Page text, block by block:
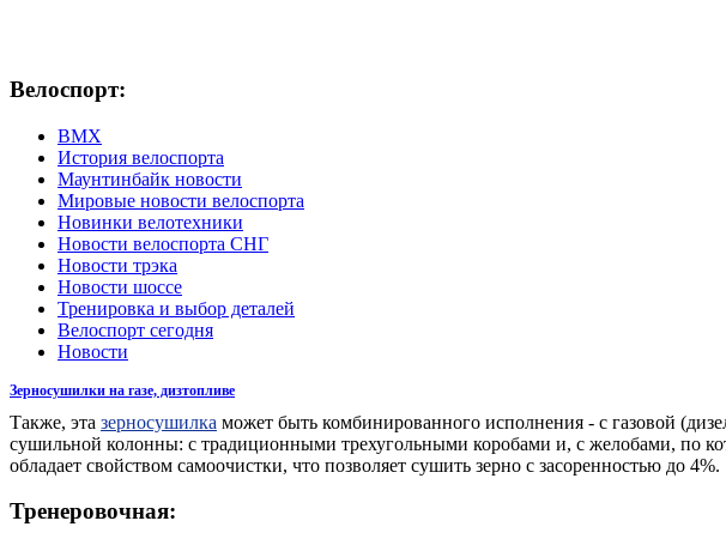
Велоспорт:
ВМХ
История велоспорта
Маунтинбайк новости
Мировые новости велоспорта
Новинки велотехники
Новости велоспорта СНГ
Новости трэка
Новости шоссе
Тренировка и выбор деталей
Велоспорт сегодня
Новости
Зерносушилки на газе, дизтопливе
Также, эта зерносушилка может быть комбинированного исполнения - с газовой
сушильной колонны: с традиционными трехугольными коробами и, с желобами, по
обладает свойством самоочистки, что позволяет сушить зерно с засоренностью до 4%.
Тренеровочная: